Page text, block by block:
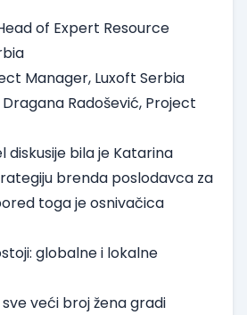
of Expert Resource
Manager, Luxoft Serbia
Radošević, Project
bila je Katarina
brenda poslodavca za
toga je osnivačica
globalne i lokalne
veći broj žena gradi